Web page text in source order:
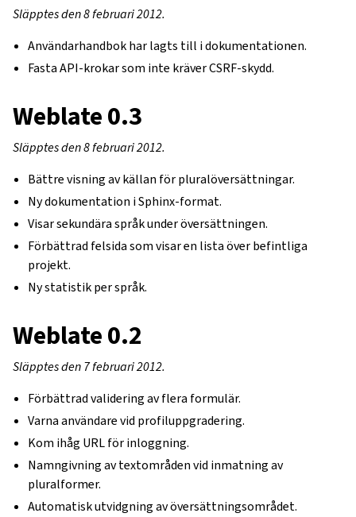
Släpptes den 8 februari 2012.
Användarhandbok har lagts till i dokumentationen.
Fasta API-krokar som inte kräver CSRF-skydd.
Weblate 0.3
Släpptes den 8 februari 2012.
Bättre visning av källan för pluralöversättningar.
Ny dokumentation i Sphinx-format.
Visar sekundära språk under översättningen.
Förbättrad felsida som visar en lista över befintliga
projekt.
Ny statistik per språk.
Weblate 0.2
Släpptes den 7 februari 2012.
Förbättrad validering av flera formulär.
Varna användare vid profiluppgradering.
Kom ihåg URL för inloggning.
Namngivning av textområden vid inmatning av
pluralformer.
Automatisk utvidgning av översättningsområdet.